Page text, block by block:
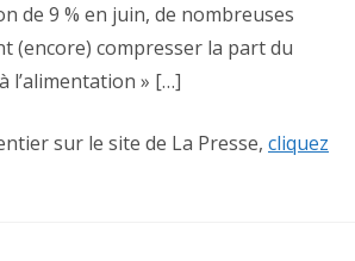
de 9 % en juin, de nombreuses
(encore) compresser la part du
l’alimentation » […]
sur le site de La Presse, cliquez